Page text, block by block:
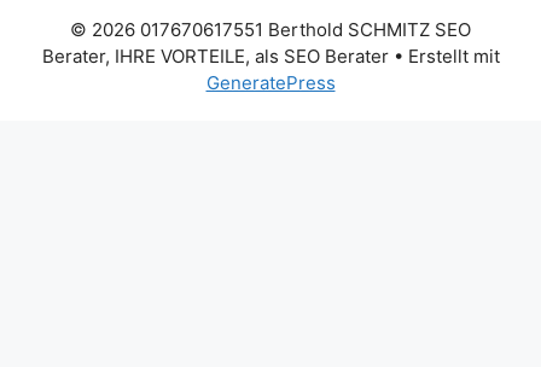
© 2026 017670617551 Berthold SCHMITZ SEO
Berater, IHRE VORTEILE, als SEO Berater• Erstellt mit
GeneratePress